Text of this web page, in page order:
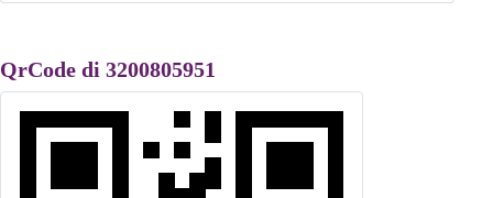
QrCode di 3200805951